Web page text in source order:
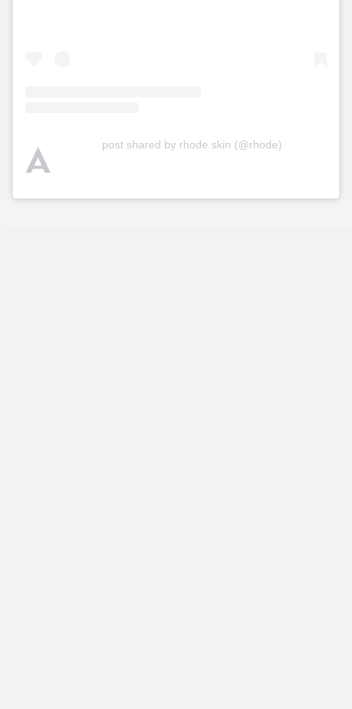
A post shared by rhode skin (@rhode)